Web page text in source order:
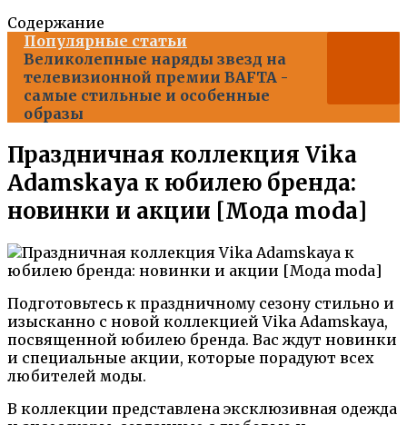
Содержание
Популярные статьи
Великолепные наряды звезд на
телевизионной премии BAFTA -
самые стильные и особенные
образы
Праздничная коллекция Vika
Adamskaya к юбилею бренда:
новинки и акции [Мода moda]
Подготовьтесь к праздничному сезону стильно и
изысканно с новой коллекцией Vika Adamskaya,
посвященной юбилею бренда. Вас ждут новинки
и специальные акции, которые порадуют всех
любителей моды.
В коллекции представлена эксклюзивная одежда